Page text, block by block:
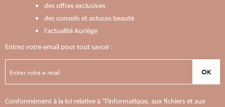
des offres exclusives
des conseils et astuces beauté
l'actualité Auriège
Entrez votre email pour tout savoir :
OK
Conformément à la loi relative à "l'informatique, aux fichiers et aux